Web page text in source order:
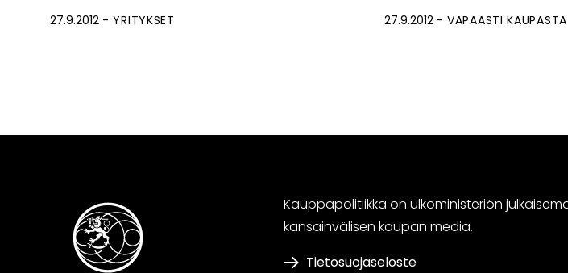
27.9.2012 YRITYKSET 27.9.2012 VAPAASTI KAUPASTA
Kauppapolitiikka on ulkoministeriön
kansainvälisen kaupan media.
Tietosuojaseloste